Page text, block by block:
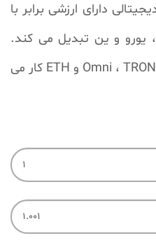
دارای ارزشی برابر با
یورو و ین تبدیل می کند.
از جملهOmni ، TRON و ETH کار می